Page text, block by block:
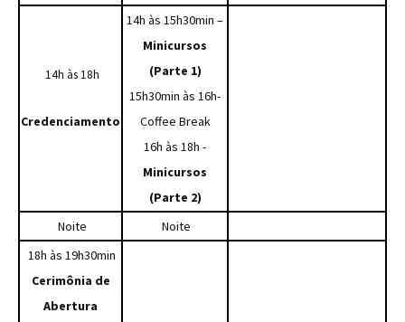
14h às 18h
Credenciamento
14h às 15h30min –
Minicursos
(Parte 1)
15h30min às 16h-
Coffee Break
16h às 18h -
Minicursos
(Parte 2)
Noite
Noite
18h às 19h30min
Cerimônia de
Abertura